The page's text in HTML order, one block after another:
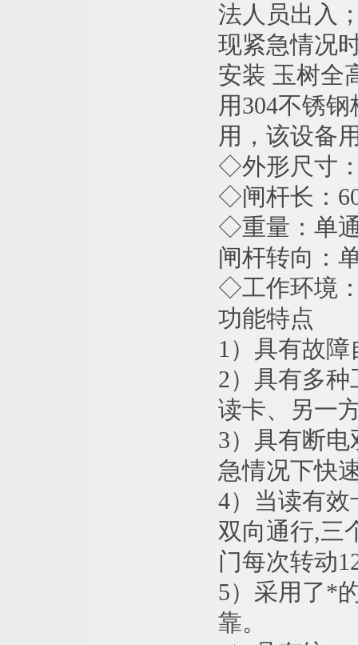
法人员出入
现紧急情况
安装 玉树全
用304不锈
用，该设备
◇外形尺寸
◇闸杆长：
◇重量：单
闸杆转向：
◇工作环境
功能特点
1）具有故
2）具有多
读卡、另一
3）具有断
急情况下快
4）当读有
双向通行,三
门每次转动
5）采用了*
靠。